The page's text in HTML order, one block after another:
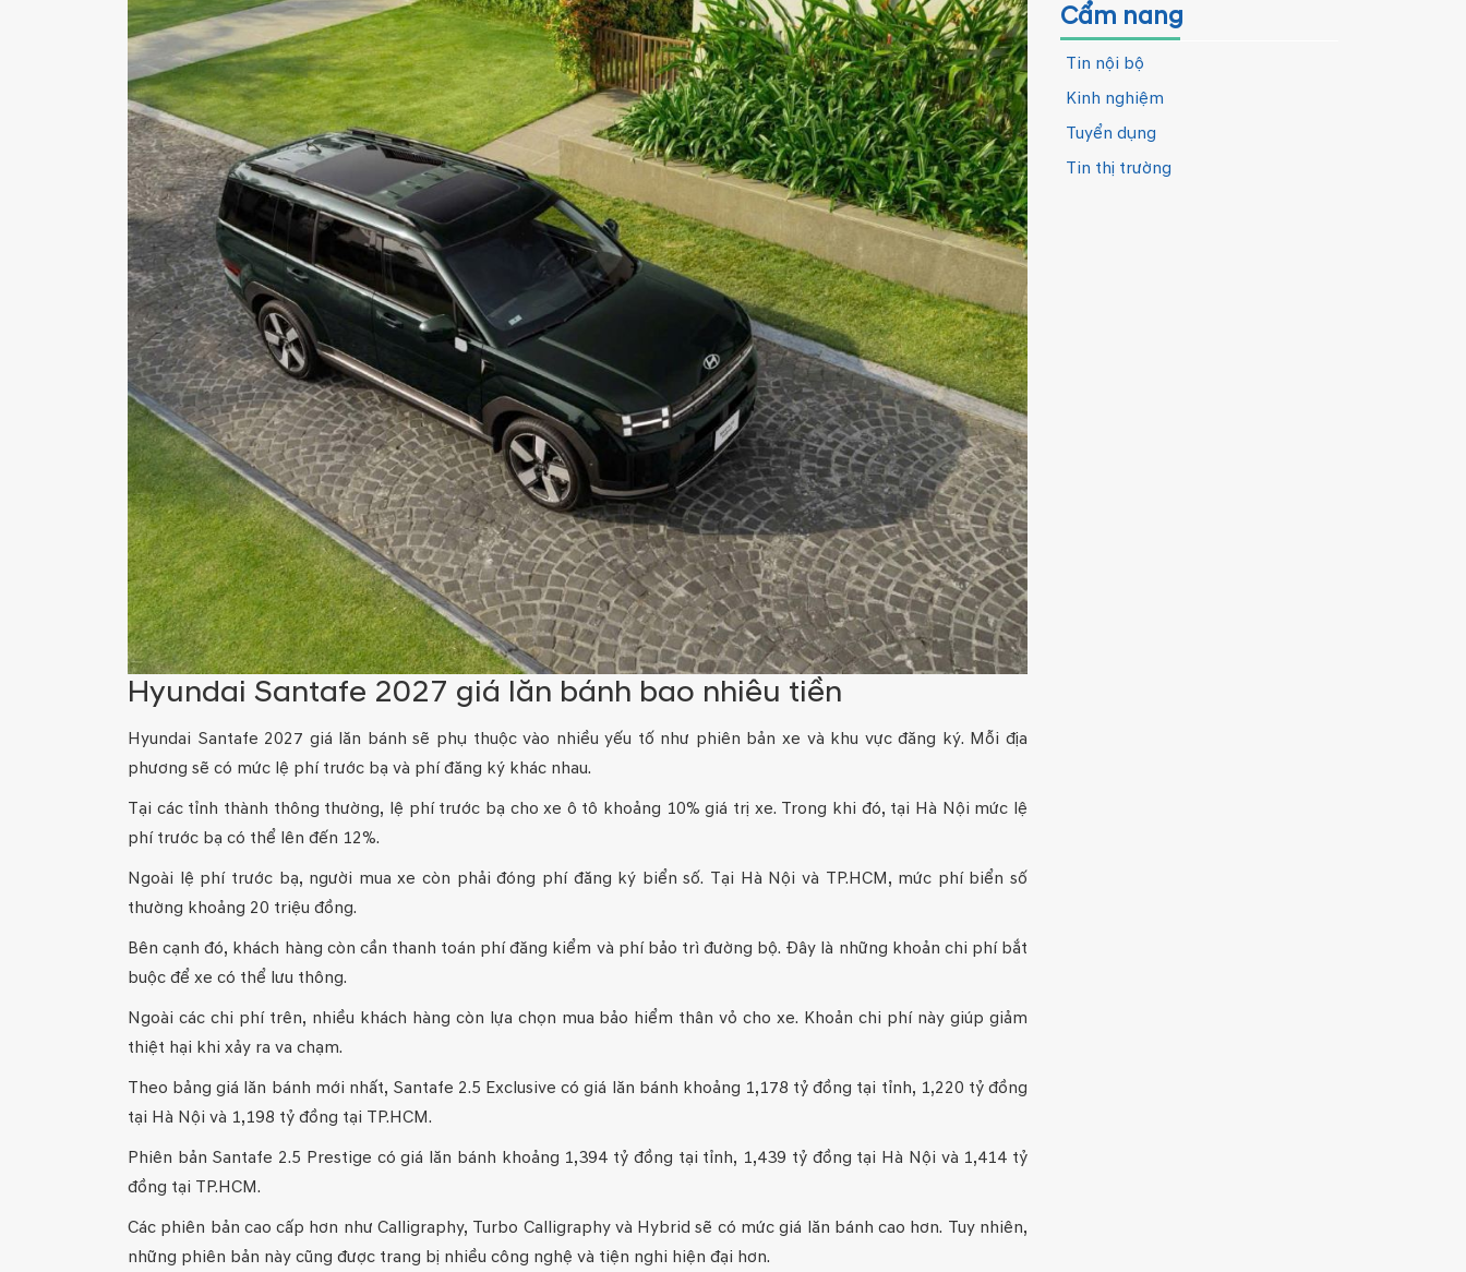
Hyundai Santafe 2027 giá lăn bánh bao nhiêu tiền
Hyundai Santafe 2027 giá lăn bánh sẽ phụ thuộc vào nhiều yếu tố như phiên bản xe và khu vực đăng ký. Mỗi địa
phương sẽ có mức lệ phí trước bạ và phí đăng ký khác nhau.
Tại các tỉnh thành thông thường, lệ phí trước bạ cho xe ô tô khoảng 10% giá trị xe. Trong khi đó, tại Hà Nội mức lệ
phí trước bạ có thể lên đến 12%.
Ngoài lệ phí trước bạ, người mua xe còn phải đóng phí đăng ký biển số. Tại Hà Nội và TP.HCM, mức phí biển số
thường khoảng 20 triệu đồng.
Bên cạnh đó, khách hàng còn cần thanh toán phí đăng kiểm và phí bảo trì đường bộ. Đây là những khoản chi phí bắt
buộc để xe có thể lưu thông.
Ngoài các chi phí trên, nhiều khách hàng còn lựa chọn mua bảo hiểm thân vỏ cho xe. Khoản chi phí này giúp giảm
thiệt hại khi xảy ra va chạm.
Theo bảng giá lăn bánh mới nhất, Santafe 2.5 Exclusive có giá lăn bánh khoảng 1,178 tỷ đồng tại tỉnh, 1,220 tỷ đồng
tại Hà Nội và 1,198 tỷ đồng tại TP.HCM.
Phiên bản Santafe 2.5 Prestige có giá lăn bánh khoảng 1,394 tỷ đồng tại tỉnh, 1,439 tỷ đồng tại Hà Nội và 1,414 tỷ
đồng tại TP.HCM.
Các phiên bản cao cấp hơn như Calligraphy, Turbo Calligraphy và Hybrid sẽ có mức giá lăn bánh cao hơn. Tuy nhiên,
những phiên bản này cũng được trang bị nhiều công nghệ và tiện nghi hiện đại hơn.
Cẩm nang
Tin nội bộ
Kinh nghiệm
Tuyển dụng
Tin thị trường